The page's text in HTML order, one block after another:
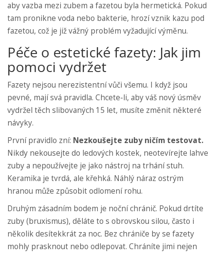
aby vazba mezi zubem a fazetou byla hermetická. Pokud
tam pronikne voda nebo bakterie, hrozí vznik kazu pod
fazetou, což je již vážný problém vyžadující výměnu.
Péče o estetické fazety: Jak jim
pomoci vydržet
Fazety nejsou nerezistentní vůči všemu. I když jsou
pevné, mají svá pravidla. Chcete-li, aby váš nový úsměv
vydržel těch slibovaných 15 let, musíte změnit některé
návyky.
První pravidlo zní: Nezkoušejte zuby ničím testovat.
Nikdy nekousejte do ledových kostek, neotevírejte lahve
zuby a nepoužívejte je jako nástroj na trhání stuh.
Keramika je tvrdá, ale křehká. Náhlý náraz ostrým
hranou může způsobit odlomení rohu.
Druhým zásadním bodem je noční chránič. Pokud drtíte
zuby (bruxismus), děláte to s obrovskou silou, často i
několik desítekkrát za noc. Bez chrániče by se fazety
mohly prasknout nebo odlepovat. Chráníte jimi nejen